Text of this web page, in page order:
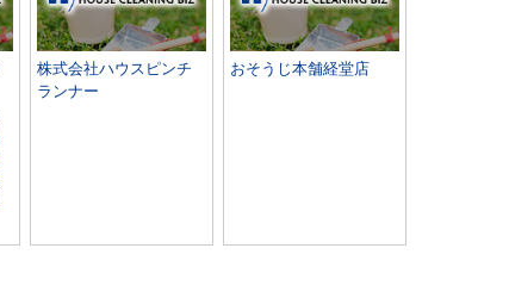
株式会社ハウスピンチ
ランナー
おそうじ本舗経堂店